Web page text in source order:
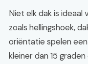
Niet elk dak is ideaal
zoals hellingshoek,
oriëntatie spelen
kleiner dan 15